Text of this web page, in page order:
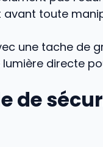
toute
une tache de
directe
de